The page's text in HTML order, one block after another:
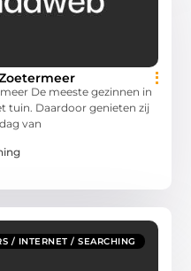
De meeste gezinnen in
tuin. Daardoor genieten zij
van
/ INTERNET / SEARCHING